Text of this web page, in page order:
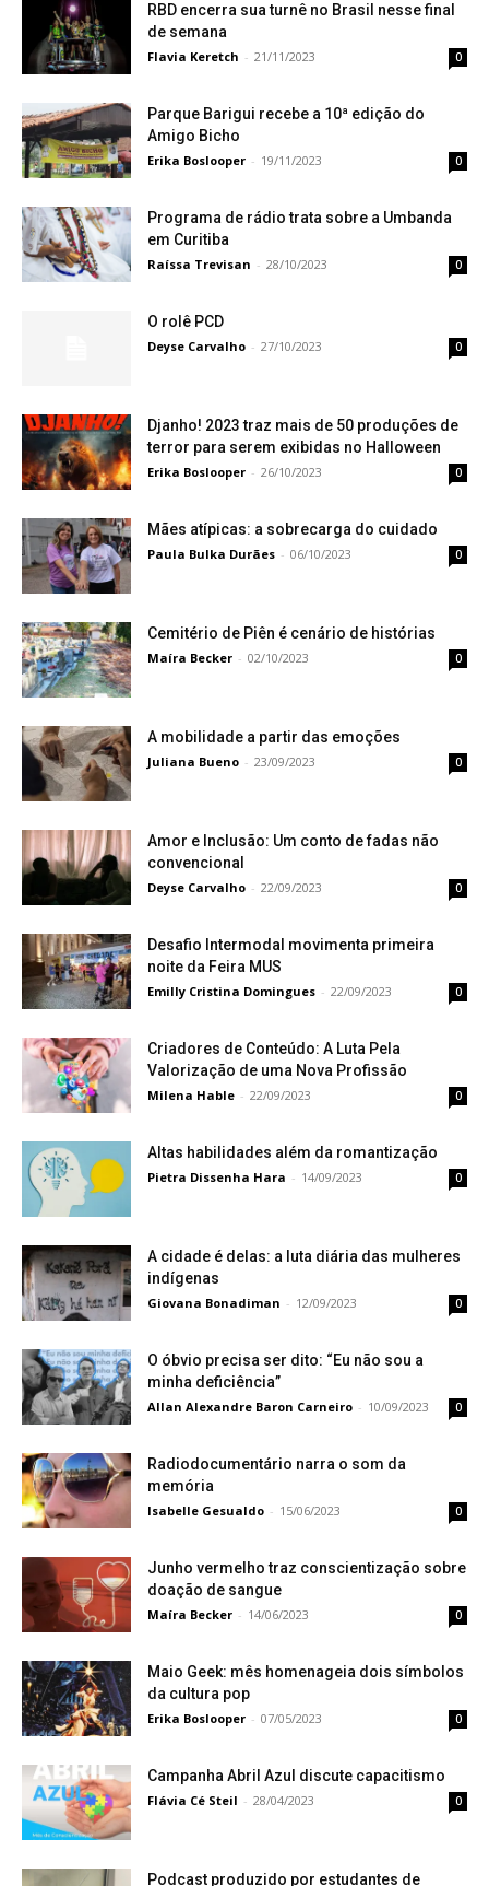
RBD encerra sua turnê no Brasil nesse final
de semana
Flavia Keretch - 21/11/2023 0
Parque Barigui recebe a 10ª edição do
Amigo Bicho
Erika Boslooper - 19/11/2023 0
Programa de rádio trata sobre a Umbanda
em Curitiba
Raíssa Trevisan - 28/10/2023 0
O rolê PCD
Deyse Carvalho - 27/10/2023 0
Djanho! 2023 traz mais de 50 produções de
terror para serem exibidas no Halloween
Erika Boslooper - 26/10/2023 0
Mães atípicas: a sobrecarga do cuidado
Paula Bulka Durães - 06/10/2023 0
Cemitério de Piên é cenário de histórias
Maíra Becker - 02/10/2023 0
A mobilidade a partir das emoções
Juliana Bueno - 23/09/2023 0
Amor e Inclusão: Um conto de fadas não
convencional
Deyse Carvalho - 22/09/2023 0
Desafio Intermodal movimenta primeira
noite da Feira MUS
Emilly Cristina Domingues - 22/09/2023 0
Criadores de Conteúdo: A Luta Pela
Valorização de uma Nova Profissão
Milena Hable - 22/09/2023 0
Altas habilidades além da romantização
Pietra Dissenha Hara - 14/09/2023 0
A cidade é delas: a luta diária das mulheres
indígenas
Giovana Bonadiman - 12/09/2023 0
O óbvio precisa ser dito: “Eu não sou a
minha deficiência”
Allan Alexandre Baron Carneiro - 10/09/2023 0
Radiodocumentário narra o som da
memória
Isabelle Gesualdo - 15/06/2023 0
Junho vermelho traz conscientização sobre
doação de sangue
Maíra Becker - 14/06/2023 0
Maio Geek: mês homenageia dois símbolos
da cultura pop
Erika Boslooper - 07/05/2023 0
Campanha Abril Azul discute capacitismo
Flávia Cé Steil - 28/04/2023 0
Podcast produzido por estudantes de